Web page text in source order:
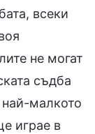
всеки
не могат
съдба
малкото
играе в